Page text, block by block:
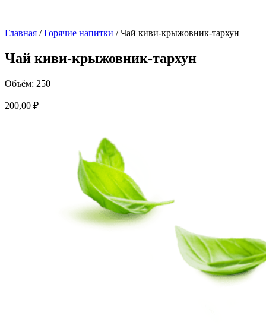
Главная /Горячие напитки / Чай киви-крыжовник-тархун
Чай киви-крыжовник-тархун
Объём: 250
200,00 ₽